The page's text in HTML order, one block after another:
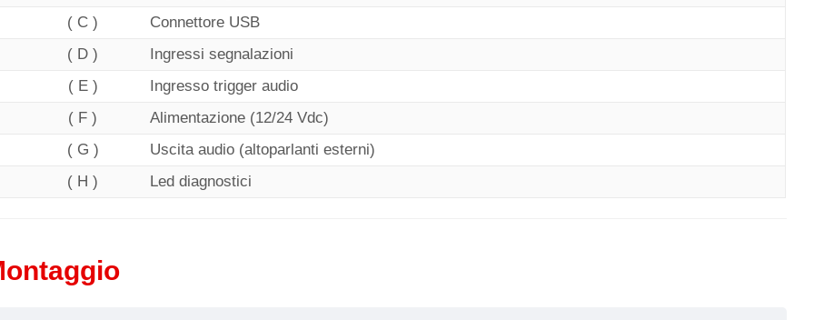
( C )
Connettore USB
( D )
Ingressi segnalazioni
( E )
Ingresso trigger audio
( F )
Alimentazione (12/24 Vdc)
( G )
Uscita audio (altoparlanti esterni)
( H )
Led diagnostici